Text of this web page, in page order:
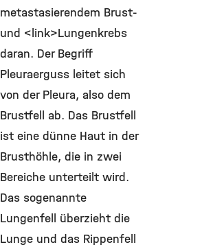
metastasierendem Brust-
und <link>Lungenkrebs
daran. Der Begriff
Pleuraerguss leitet sich
von der Pleura, also dem
Brustfell ab. Das Brustfell
ist eine dünne Haut in der
Brusthöhle, die in zwei
Bereiche unterteilt wird.
Das sogenannte
Lungenfell überzieht die
Lunge und das Rippenfell